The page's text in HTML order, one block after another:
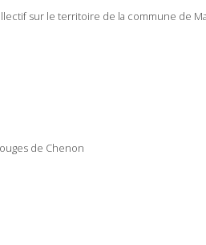
sur le territoire de la commune de
de Chenon